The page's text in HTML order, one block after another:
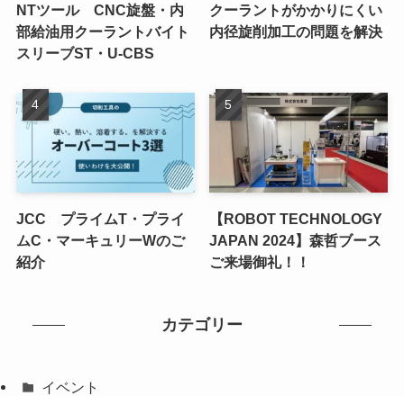
NTツール CNC旋盤・内
部給油用クーラントバイト
スリーブST・U-CBS
クーラントがかかりにくい
内径旋削加工の問題を解決
JCC プライムT・プライ
ムC・マーキュリーWのご
紹介
【ROBOT TECHNOLOGY
JAPAN 2024】森哲ブース
ご来場御礼！！
カテゴリー
イベント